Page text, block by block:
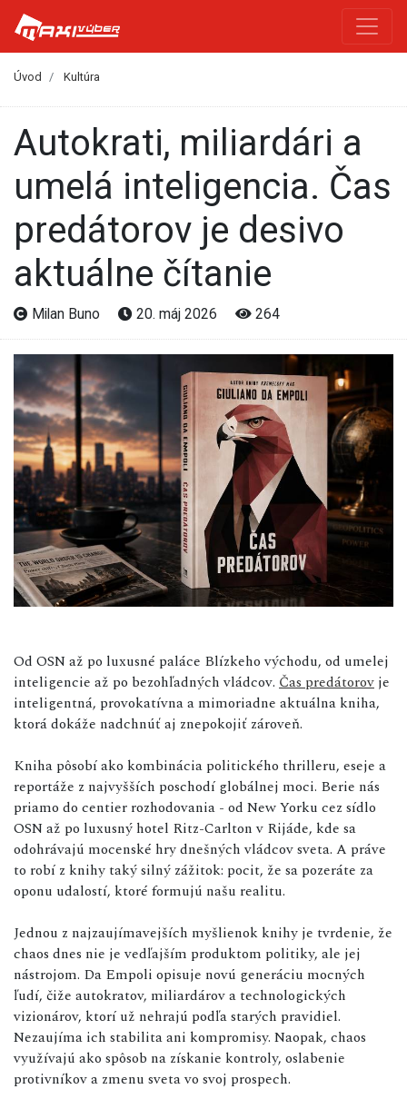
Úvod Kultúra
Autokrati, miliardári a
umelá inteligencia. Čas
predátorov je desivo
aktuálne čítanie
Milan Buno 20. máj 2026 264
Od OSN až po luxusné paláce Blízkeho východu, od umelej
inteligencie až po bezohľadných vládcov. Čas predátorov je
inteligentná, provokatívna a mimoriadne aktuálna kniha,
ktorá dokáže nadchnúť aj znepokojiť zároveň.
Kniha pôsobí ako kombinácia politického thrilleru, eseje a
reportáže z najvyšších poschodí globálnej moci. Berie nás
priamo do centier rozhodovania - od New Yorku cez sídlo
OSN až po luxusný hotel Ritz-Carlton v Rijáde, kde sa
odohrávajú mocenské hry dnešných vládcov sveta. A práve
to robí z knihy taký silný zážitok: pocit, že sa pozeráte za
oponu udalostí, ktoré formujú našu realitu.
Jednou z najzaujímavejších myšlienok knihy je tvrdenie, že
chaos dnes nie je vedľajším produktom politiky, ale jej
nástrojom. Da Empoli opisuje novú generáciu mocných
ľudí, čiže autokratov, miliardárov a technologických
vizionárov, ktorí už nehrajú podľa starých pravidiel.
Nezaujíma ich stabilita ani kompromisy. Naopak, chaos
využívajú ako spôsob na získanie kontroly, oslabenie
protivníkov a zmenu sveta vo svoj prospech.